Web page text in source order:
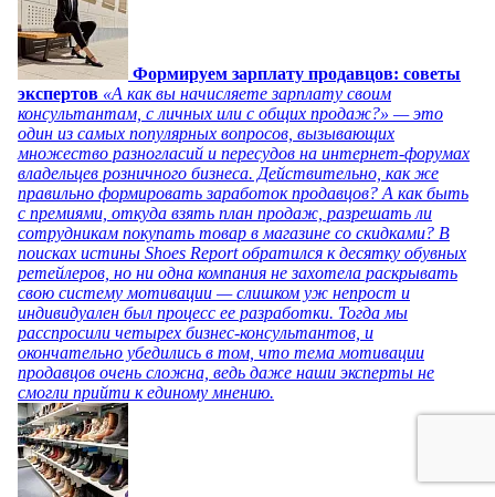
Формируем зарплату продавцов: советы
экспертов «А как вы начисляете зарплату своим
консультантам, с личных или с общих продаж?» — это
один из самых популярных вопросов, вызывающих
множество разногласий и пересудов на интернет-форумах
владельцев розничного бизнеса. Действительно, как же
правильно формировать заработок продавцов? А как быть
с премиями, откуда взять план продаж, разрешать ли
сотрудникам покупать товар в магазине со скидками? В
поисках истины Shoes Report обратился к десятку обувных
ретейлеров, но ни одна компания не захотела раскрывать
свою систему мотивации — слишком уж непрост и
индивидуален был процесс ее разработки. Тогда мы
расспросили четырех бизнес-консультантов, и
окончательно убедились в том, что тема мотивации
продавцов очень сложна, ведь даже наши эксперты не
смогли прийти к единому мнению.